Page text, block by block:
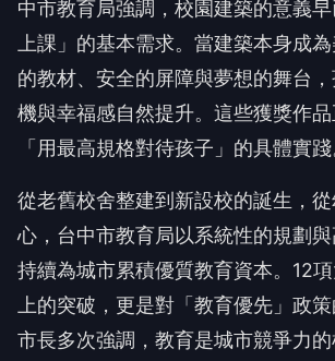
中市教育局強調，校園建築的意義
上課」的基本需求。當建築本身成
的教材、安全的屏障與夢想的舞台
機與幸福感自然提升。這些獲獎作
「用最高規格對待孩子」的具體實踐
從老舊校舍整建到新設校的誕生，
心，台中市教育局以系統性的規劃與
持續為城市累積優質教育資本。12
上的突破，更是對「教育優先」政
市長多次強調，教育是城市競爭力